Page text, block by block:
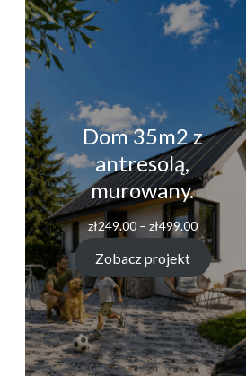
Dom 35m2 z
antresolą,
murowany.
zł249.00 – zł499.00Zakres
cen:
od
zł249.00
do
zł499.00
Zobacz projekt